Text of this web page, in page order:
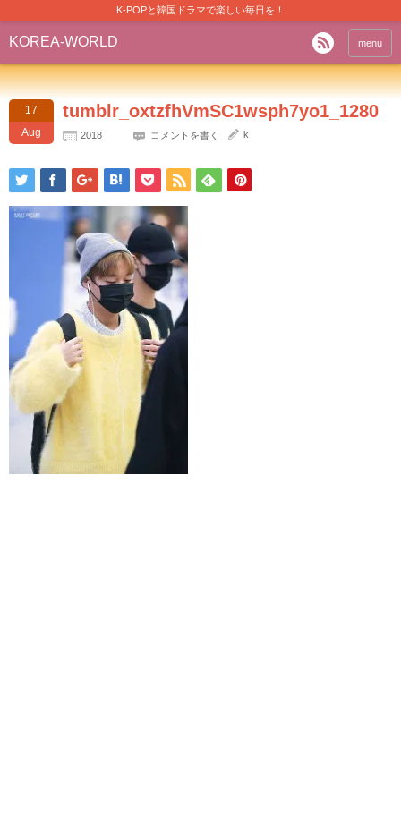
K-POPと韓国ドラマで楽しい毎日を！
KOREA-WORLD menu
17
Aug
tumblr_oxtzfhVmSC1wsph7yo1_1280
2018 コメントを書く k